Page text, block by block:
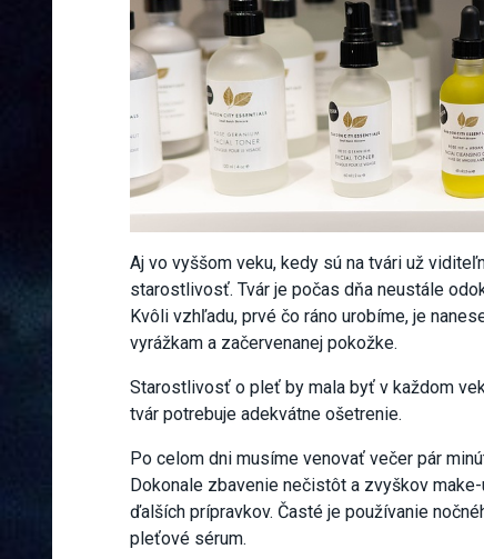
Aj vo vyššom veku, kedy sú na tvári už
starostlivosť. Tvár je počas dňa neustále
Kvôli vzhľadu, prvé čo ráno urobíme, je
vyrážkam a začervenanej pokožke.
Starostlivosť o pleť by mala byť v každom
tvár potrebuje adekvátne ošetrenie.
Po celom dni musíme venovať večer pár
Dokonale zbavenie nečistôt a zvyškov
ďalších prípravkov. Časté je používanie
pleťové sérum.